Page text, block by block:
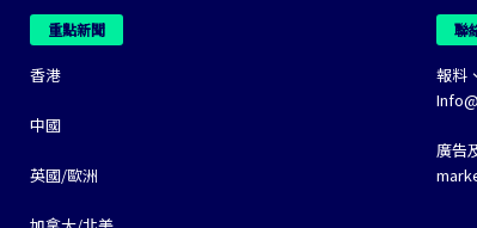
重點新聞
香港
中國
英國/歐洲
聯
報料
廣告